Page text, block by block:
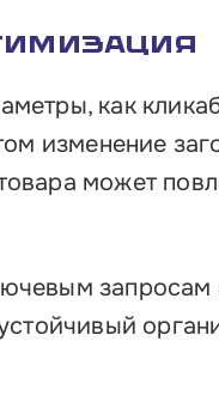
как
изменение
может
запросам